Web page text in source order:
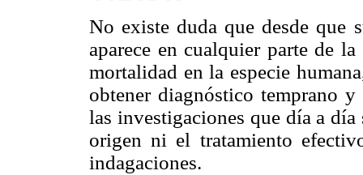
No existe duda que desde que
aparece en cualquier parte de
mortalidad en la especie
obtener diagnóstico temprano
las investigaciones que día a
origen ni el tratamiento
indagaciones.